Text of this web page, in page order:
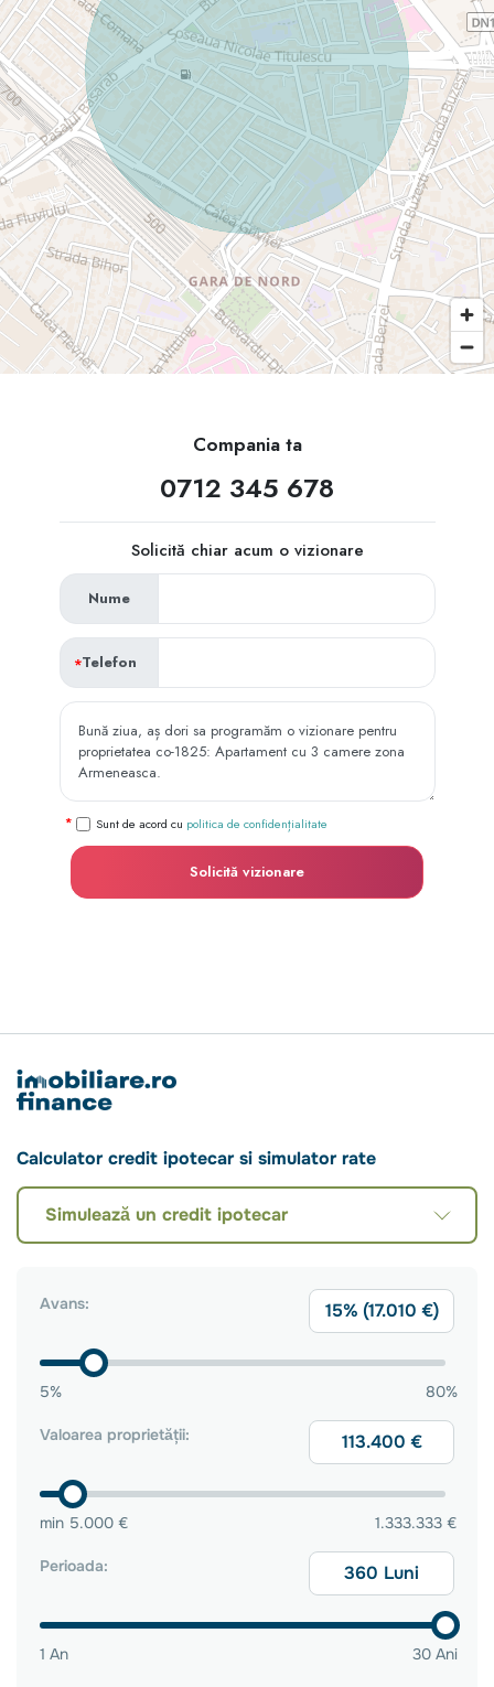
Compania ta
0712 345 678
Solicită chiar acum o vizionare
Nume
Telefon
Sunt de acord cu politica de confidențialitate
Solicită vizionare